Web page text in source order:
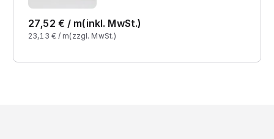
27,52 € / m(inkl. MwSt.)
23,13 € / m(zzgl. MwSt.)